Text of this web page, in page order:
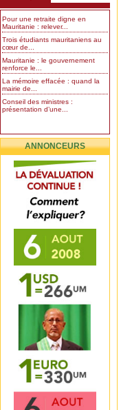
Pour une retraite digne en
Mauritanie : relever...
Trois étudiants mauritaniens au
cœur de...
Mauritanie : le gouvernement
renforce le...
La mémoire effacée : quand la
mairie de...
Conseil des ministres :
présentation d’une...
ANNONCEURS